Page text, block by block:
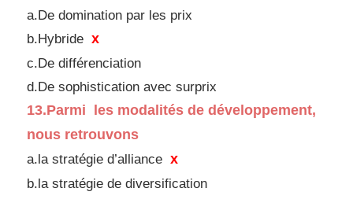
a.De domination par les prix
b.Hybride x
c.De différenciation
d.De sophistication avec surprix
13.Parmi les modalités de développement,
nous retrouvons
a.la stratégie d’alliance x
b.la stratégie de diversification